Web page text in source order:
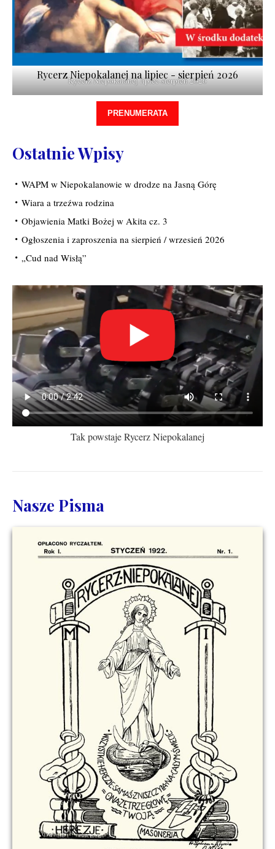
Rycerz Niepokalanej lipiec-sierpień 2026
Rycerz Niepokalanej na lipiec - sierpień 2026
PRENUMERATA
Ostatnie Wpisy
WAPM w Niepokalanowie w drodze na Jasną Górę
Wiara a trzeźwa rodzina
Objawienia Matki Bożej w Akita cz. 3
Ogłoszenia i zaproszenia na sierpień / wrzesień 2026
„Cud nad Wisłą”
Tak powstaje Rycerz Niepokalanej
Nasze Pisma